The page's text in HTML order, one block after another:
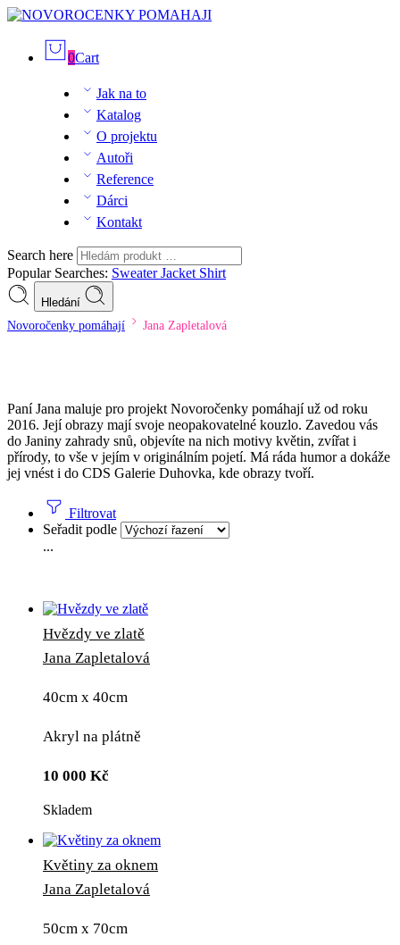
0Cart
Jak na to
Katalog
O projektu
Autoři
Reference
Dárci
Kontakt
Search here
Popular Searches: SweaterJacket Shirt
Hledání
Novoročenky pomáhají Jana Zapletalová
Paní Jana maluje pro projekt Novoročenky pomáhají už od roku
2016. Její obrazy mají svoje neopakovatelné kouzlo. Zavedou vás
do Janiny zahrady snů, objevíte na nich motivy květin, zvířat i
přírody, to vše v jejím v originálním pojetí. Má ráda humor a dokáže
jej vnést i do CDS Galerie Duhovka, kde obrazy tvoří.
Filtrovat
Seřadit podle
...
Hvězdy ve zlatě
Jana Zapletalová
40cm x 40cm
Akryl na plátně
10 000 Kč
Skladem
Květiny za oknem
Jana Zapletalová
50cm x 70cm